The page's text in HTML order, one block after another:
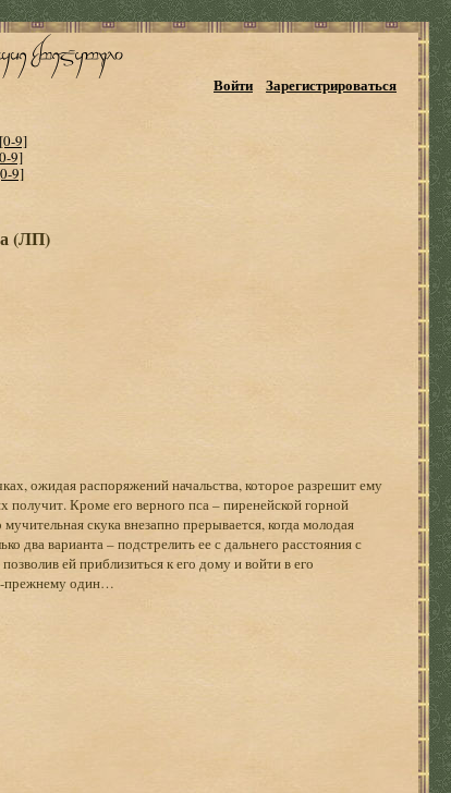
Войти Зарегистрироваться
[0-9]
9]
9]
(ЛП)
ожидая распоряжений начальства, которое разрешит ему
получит. Кроме его верного пса – пиренейской горной
скука внезапно прерывается, когда молодая
два варианта – подстрелить ее с дальнего расстояния с
ей приблизиться к его дому и войти в его
прежнему один…